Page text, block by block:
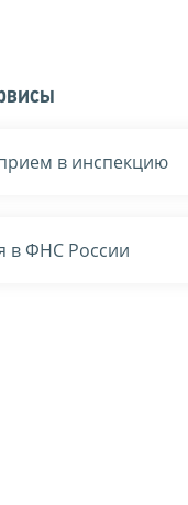
в инспекцию
в ФНС России